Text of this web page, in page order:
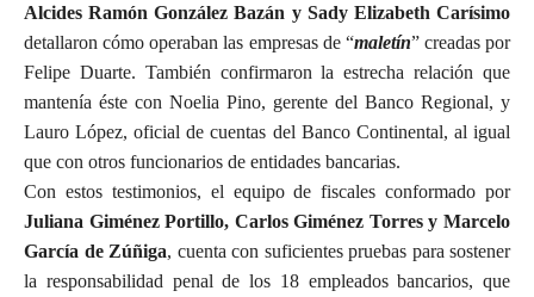
Alcides Ramón González Bazán y Sady Elizabeth Carísimo
detallaron cómo operaban las empresas de “maletín” creadas por
Felipe Duarte. También confirmaron la estrecha relación que
mantenía éste con Noelia Pino, gerente del Banco Regional, y
Lauro López, oficial de cuentas del Banco Continental, al igual
que con otros funcionarios de entidades bancarias.
Con estos testimonios, el equipo de fiscales conformado por
Juliana Giménez Portillo, Carlos Giménez Torres y Marcelo
García de Zúñiga, cuenta con suficientes pruebas para sostener
la responsabilidad penal de los 18 empleados bancarios, que